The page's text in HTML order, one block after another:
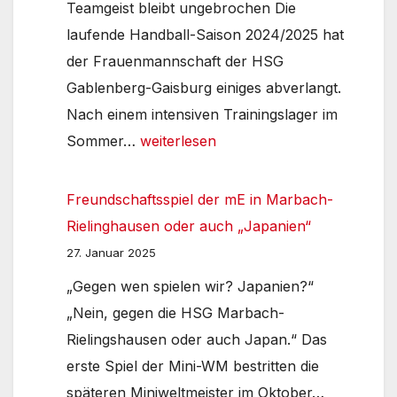
Teamgeist bleibt ungebrochen Die
laufende Handball-Saison 2024/2025 hat
der Frauenmannschaft der HSG
Gablenberg-Gaisburg einiges abverlangt.
Nach einem intensiven Trainingslager im
Sommer… Saisonbericht
Gaga-
Frauen
24/25
weiterlesen
Freundschaftsspiel der mE in Marbach-
Rielinghausen oder auch „Japanien“
27. Januar 2025
„Gegen wen spielen wir? Japanien?“
„Nein, gegen die HSG Marbach-
Rielingshausen oder auch Japan.“ Das
erste Spiel der Mini-WM bestritten die
späteren Miniweltmeister im Oktober…